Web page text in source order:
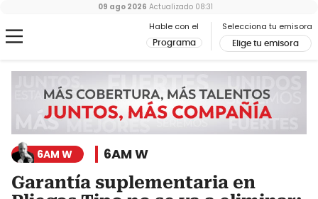
Hable con el
Programa
Selecciona tu emisora
Elige tu emisora
09 ago 2026 Actualizado 08:31
6AM W 6AM W
Garantía suplementaria en